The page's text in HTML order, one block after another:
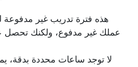
عملك غير مدفوع، ولكنك تحصل